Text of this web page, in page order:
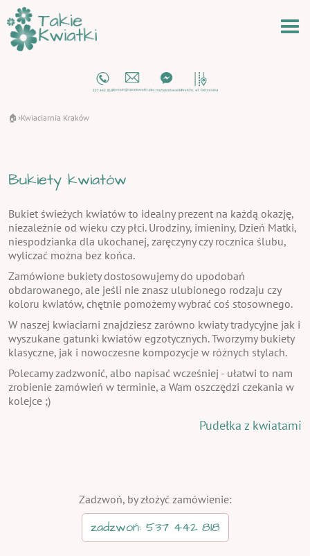
🏠 ›Kwiaciarnia Kraków
Bukiety kwiatów
Bukiet świeżych kwiatów to idealny prezent na każdą okazję,
niezależnie od wieku czy płci. Urodziny, imieniny, Dzień Matki,
niespodzianka dla ukochanej, zaręczyny czy rocznica ślubu,
wyliczać można bez końca.
Zamówione bukiety dostosowujemy do upodobań
obdarowanego, ale jeśli nie znasz ulubionego rodzaju czy
koloru kwiatów, chętnie pomożemy wybrać coś stosownego.
W naszej kwiaciarni znajdziesz zarówno kwiaty tradycyjne jak i
wyszukane gatunki kwiatów egzotycznych. Tworzymy bukiety
klasyczne, jak i nowoczesne kompozycje w różnych stylach.
Polecamy zadzwonić, albo napisać wcześniej - ułatwi to nam
zrobienie zamówień w terminie, a Wam oszczędzi czekania w
kolejce ;)
Pudełka z kwiatami
Zadzwoń, by złożyć zamówienie:
zadzwoń: 537 442 818